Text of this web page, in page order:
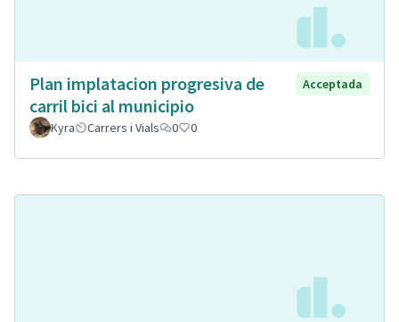
Plan implatacion progresiva de
carril bici al municipio
Acceptada
Kyra Carrers i Vials 0 0